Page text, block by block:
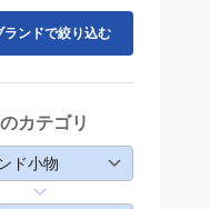
ランドで絞り込む
カテゴリ
ド小物